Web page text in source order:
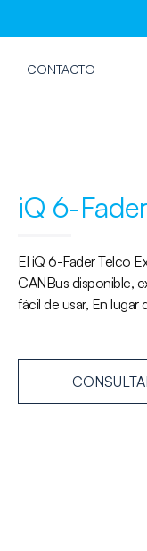
CONTACTO
iQ 6-
El iQ 6-Fader Telco
CANBus disponible,
fácil de usar, En